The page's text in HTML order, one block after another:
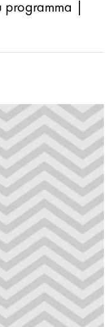
programma |